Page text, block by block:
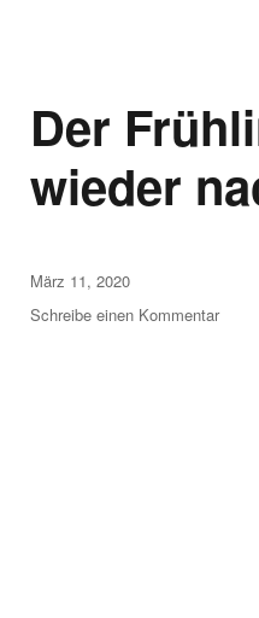
Der
wieder
Veröffentlicht
am
März 11, 2020
Schreibe einen Kommentarzu